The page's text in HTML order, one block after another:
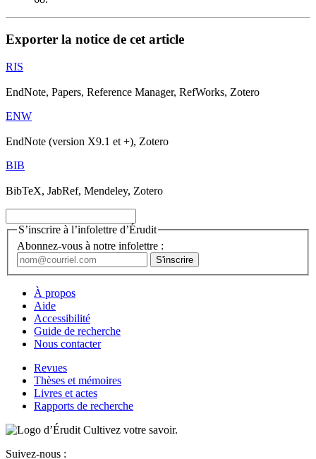
Exporter la notice de cet article
RIS
EndNote, Papers, Reference Manager, RefWorks, Zotero
ENW
EndNote (version X9.1 et +), Zotero
BIB
BibTeX, JabRef, Mendeley, Zotero
S’inscrire à l’infolettre d’Érudit
Abonnez-vous à notre infolettre :
À propos
Aide
Accessibilité
Guide de recherche
Nous contacter
Revues
Thèses et mémoires
Livres et actes
Rapports de recherche
Cultivez votre savoir.
Suivez-nous :